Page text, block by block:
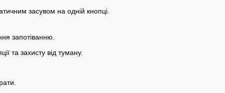
засувом на одній кнопці.
запотіванню.
та захисту від туману.